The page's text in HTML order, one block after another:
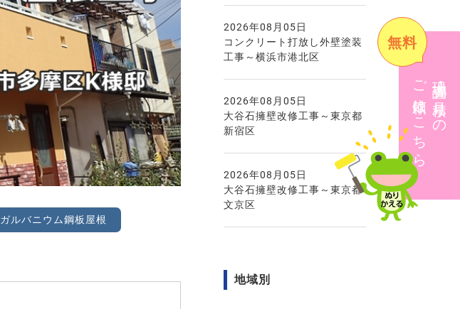
現地調査・見積りの
ご依頼はこちら
無料
ガルバニウム鋼板屋根
2026年08月05日
コンクリート打放し外壁塗装
工事～横浜市港北区
2026年08月05日
大谷石擁壁改修工事～東京都
新宿区
2026年08月05日
大谷石擁壁改修工事～東京都
文京区
地域別